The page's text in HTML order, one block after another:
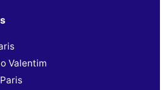
Valentim